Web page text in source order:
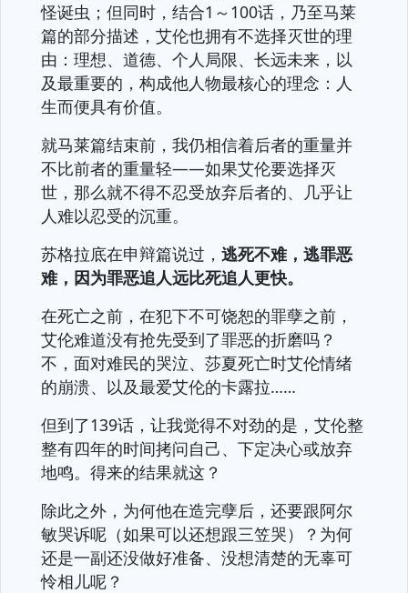
怪诞虫；但同时，结合1～100话，乃至马莱
篇的部分描述，艾伦也拥有不选择灭世的理
由：理想、道德、个人局限、长远未来，以
及最重要的，构成他人物最核心的理念：人
生而便具有价值。
就马莱篇结束前，我仍相信着后者的重量并
不比前者的重量轻——如果艾伦要选择灭
世，那么就不得不忍受放弃后者的、几乎让
人难以忍受的沉重。
苏格拉底在申辩篇说过， 逃死不难，逃罪恶
难，因为罪恶追人远比死追人更快。
在死亡之前，在犯下不可饶恕的罪孽之前，
艾伦难道没有抢先受到了罪恶的折磨吗？
不，面对难民的哭泣、莎夏死亡时艾伦情绪
的崩溃、以及最爱艾伦的卡露拉……
但到了139话，让我觉得不对劲的是，艾伦整
整有四年的时间拷问自己、下定决心或放弃
地鸣。得来的结果就这？
除此之外，为何他在造完孽后，还要跟阿尔
敏哭诉呢（如果可以还想跟三笠哭）？为何
还是一副还没做好准备、没想清楚的无辜可
怜相儿呢？